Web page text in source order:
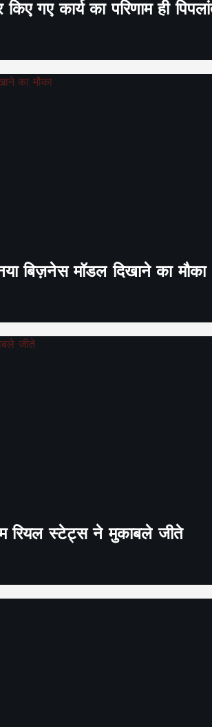
गए कार्य का परिणाम ही
बिज़नेस मॉडल दिखाने का मौका
रियल स्टेट्स ने मुकाबले जीते